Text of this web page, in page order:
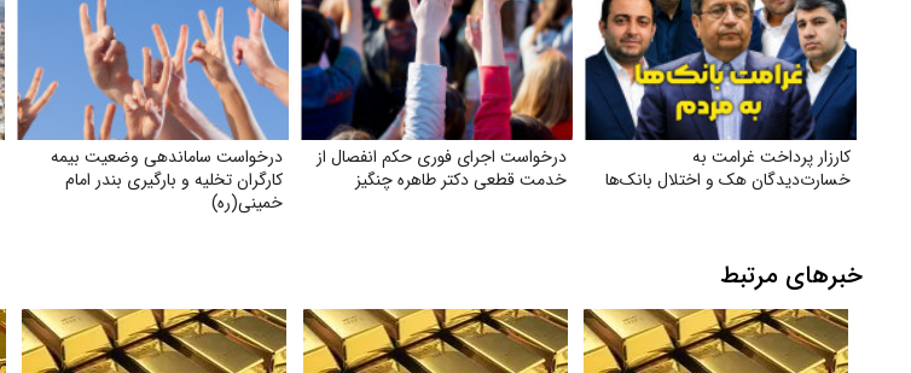
کارزار پرداخت غرامت به
خسارت‌دیدگان هک و اختلال بانک‌ها
درخواست اجرای فوری حکم انفصال از
خدمت قطعی دکتر طاهره چنگیز
درخواست ساماندهی وضعیت بیمه
کارگران تخلیه و بارگیری بندر امام
خمینی‌(ره)
خبرهای مرتبط